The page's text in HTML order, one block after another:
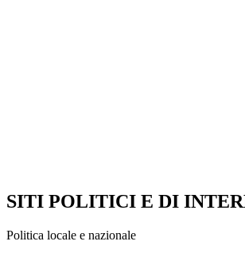
SITI POLITICI E DI
Politica locale e nazionale